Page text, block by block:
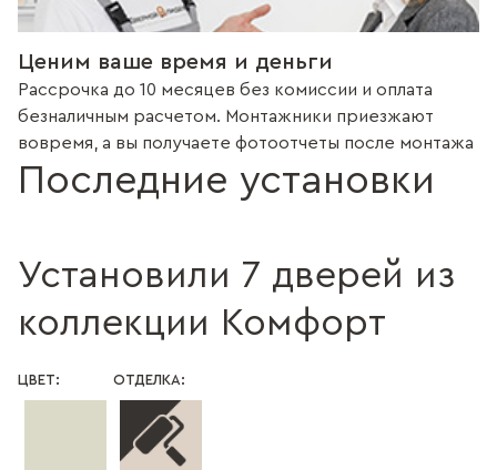
Ценим ваше время и деньги
Рассрочка до 10 месяцев без комиссии и оплата
безналичным расчетом. Монтажники приезжают
вовремя, а вы получаете фотоотчеты после монтажа
Последние установки
Установили 7 дверей из
коллекции Комфорт
ЦВЕТ: ОТДЕЛКА: